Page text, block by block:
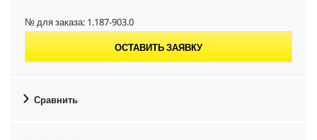
№ для заказа: 1.187-903.0
ОСТАВИТЬ ЗАЯВКУ
Сравнить